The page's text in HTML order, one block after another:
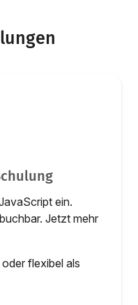
ein.
Jetzt mehr
flexibel als